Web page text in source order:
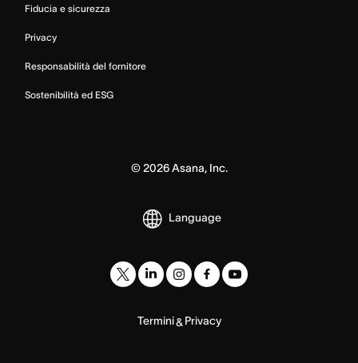
Fiducia e sicurezza
Privacy
Responsabilità del fornitore
Sostenibilità ed ESG
© 2026Asana, Inc.
Language
Termini& Privacy